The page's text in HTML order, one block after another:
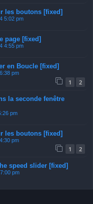
les boutons [fixed]
5:02 pm
page [fixed]
4:55 pm
en Boucle [fixed]
pm
1 2
la seconde fenêtre
pm
les boutons [fixed]
pm
1 2
speed slider [fixed]
pm